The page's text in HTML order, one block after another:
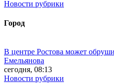
Новости рубрики
Город
В центре Ростова может
Емельянова
сегодня, 08:13
Новости рубрики